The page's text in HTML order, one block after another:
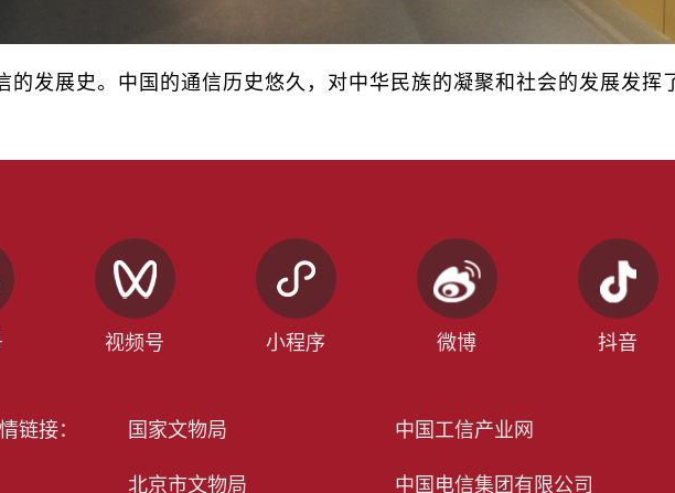
的发展史。中国的通信历史悠久，对中华民族的凝聚和社会的发展发挥
视频号 小程序 微博 抖音
链接： 国家文物局 中国工信产业网
北京市文物局 中国电信集团有限公司